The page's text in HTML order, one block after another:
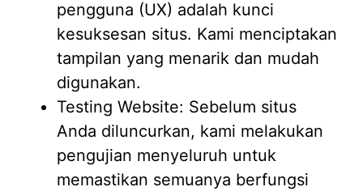
pengguna (UX) adalah kunci
kesuksesan situs. Kami menciptakan
tampilan yang menarik dan mudah
digunakan.
Testing Website: Sebelum situs
Anda diluncurkan, kami melakukan
pengujian menyeluruh untuk
memastikan semuanya berfungsi